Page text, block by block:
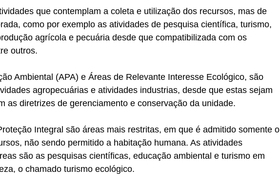
que contemplam a coleta e utilização dos recursos, mas de
como por exemplo as atividades de pesquisa científica, turismo,
agrícola e pecuária desde que compatibilizada com os
outros.
Ambiental (APA) e Áreas de Relevante Interesse Ecológico, são
agropecuárias e atividades industrias, desde que estas sejam
as diretrizes de gerenciamento e conservação da unidade.
Integral são áreas mais restritas, em que é admitido somente o
não sendo permitido a habitação humana. As atividades
são as pesquisas científicas, educação ambiental e turismo em
o chamado turismo ecológico.